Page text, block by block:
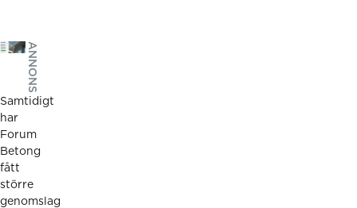
ANNONS
Samtidigt
har
Forum
Betong
fått
större
genomslag